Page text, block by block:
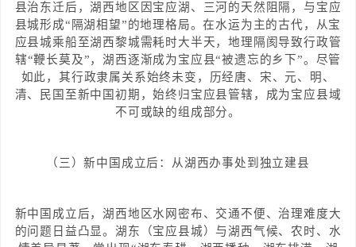
县治东迁后，湖西地区因宝应湖、三河的天然阻隔，与宝应
县城形成“隔湖相望”的地理格局。在水运为主的古代，从宝
应县城乘船至湖西黎城需耗时大半天，地理隔阂导致行政管
辖“鞭长莫及”，湖西逐渐成为宝应县“被遗忘的乡下”。尽管
如此，其行政隶属关系始终未变，历经唐、宋、元、明、
清、民国至新中国初期，始终归宝应县管辖，成为宝应县域
不可或缺的组成部分。
（三）新中国成立后：从湖西办事处到独立建县
新中国成立后，湖西地区水网密布、交通不便、治理难度大
的问题日益凸显。湖东（宝应县城）与湖西气候、农时、水